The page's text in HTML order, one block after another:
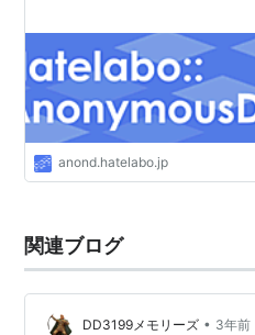
anond.hatelabo.jp
関連ブログ
DD3199メモリーズ • 3年前